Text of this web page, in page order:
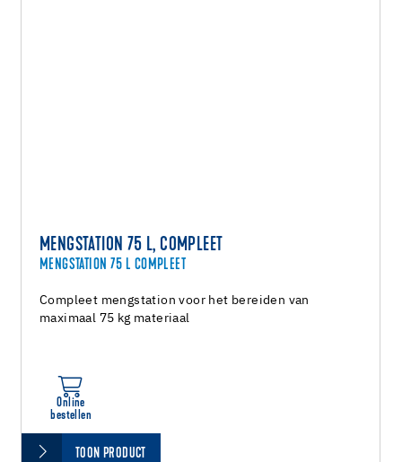
MENGSTATION 75 L, COMPLEET
MENGSTATION 75 L COMPLEET
Compleet mengstation voor het bereiden van
maximaal 75 kg materiaal
Online
bestellen
TOON PRODUCT